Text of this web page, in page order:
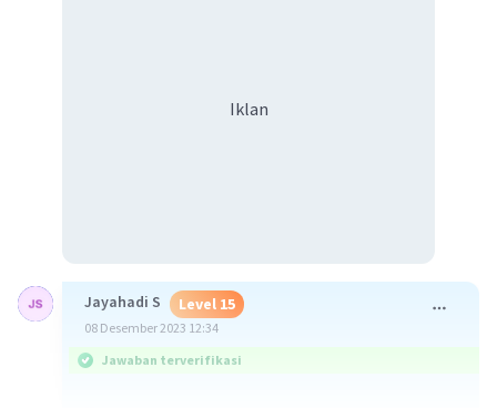
Iklan
Jayahadi S Level 15
08 Desember 2023 12:34
Jawaban terverifikasi